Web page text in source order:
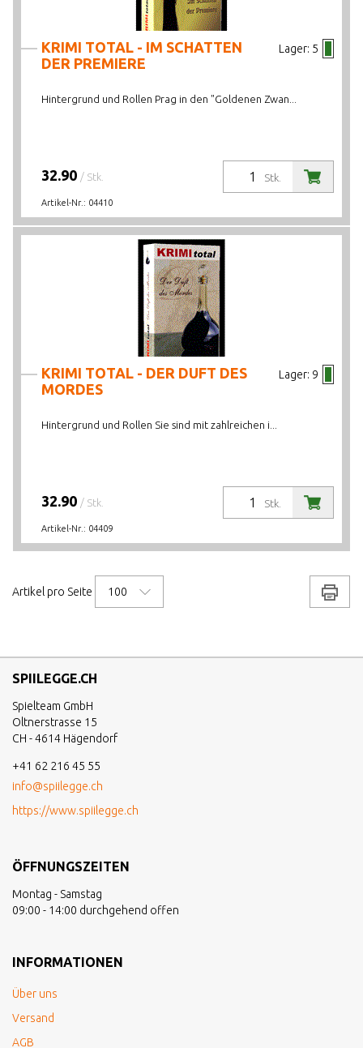
Lager: 5
KRIMI TOTAL - IM SCHATTEN
DER PREMIERE
Hintergrund und Rollen Prag in den "Goldenen Zwan...
Stk.
32.90 / Stk.
Artikel-Nr.: 04410
Lager: 9
KRIMI TOTAL - DER DUFT DES
MORDES
Hintergrund und Rollen Sie sind mit zahlreichen i...
Stk.
32.90 / Stk.
Artikel-Nr.: 04409
Artikel pro Seite 100
SPIILEGGE.CH
Spielteam GmbH
Oltnerstrasse 15
CH - 4614 Hägendorf
+41 62 216 45 55
info@spiilegge.ch
https://www.spiilegge.ch
ÖFFNUNGSZEITEN
Montag - Samstag
09:00 - 14:00 durchgehend offen
INFORMATIONEN
Über uns
Versand
AGB